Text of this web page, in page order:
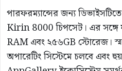
পারফরম্যান্সের জন্য
Kirin 8000 চিপসেট। এর সঙ্গে
RAM এবং ২৫৬GB স্টোরেজ।
অপারেটিং সিস্টেমে চলবে এবং